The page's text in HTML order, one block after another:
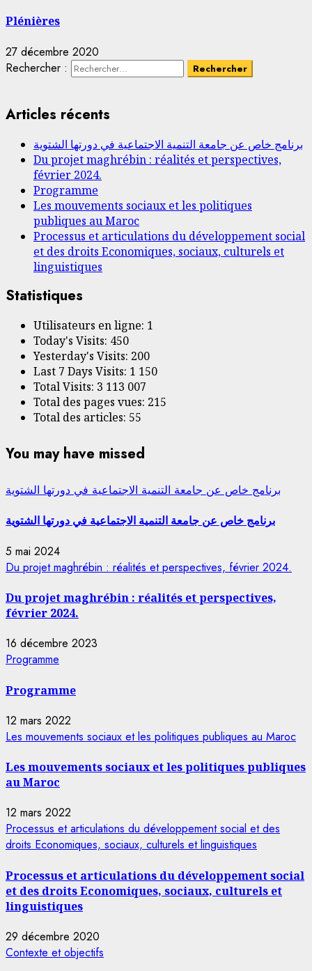
Plénières
27 décembre 2020
Rechercher :
Articles récents
برنامج خاص عن جامعة التنمية الاجتماعية في دورتها الشتوية
Du projet maghrébin : réalités et perspectives,
février 2024.
Programme
Les mouvements sociaux et les politiques
publiques au Maroc
Processus et articulations du développement social
et des droits Economiques, sociaux, culturels et
linguistiques
Statistiques
Utilisateurs en ligne: 1
Today's Visits: 450
Yesterday's Visits: 200
Last 7 Days Visits: 1 150
Total Visits: 3 113 007
Total des pages vues: 215
Total des articles: 55
You may have missed
برنامج خاص عن جامعة التنمية الاجتماعية في دورتها الشتوية
برنامج خاص عن جامعة التنمية الاجتماعية في دورتها الشتوية
5 mai 2024
Du projet maghrébin : réalités et perspectives, février 2024.
Du projet maghrébin : réalités et perspectives,
février 2024.
16 décembre 2023
Programme
Programme
12 mars 2022
Les mouvements sociaux et les politiques publiques au Maroc
Les mouvements sociaux et les politiques publiques
au Maroc
12 mars 2022
Processus et articulations du développement social et des
droits Economiques, sociaux, culturels et linguistiques
Processus et articulations du développement social
et des droits Economiques, sociaux, culturels et
linguistiques
29 décembre 2020
Contexte et objectifs